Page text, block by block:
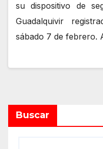
su dispositivo de
Guadalquivir
sábado 7 de febrero.
Buscar